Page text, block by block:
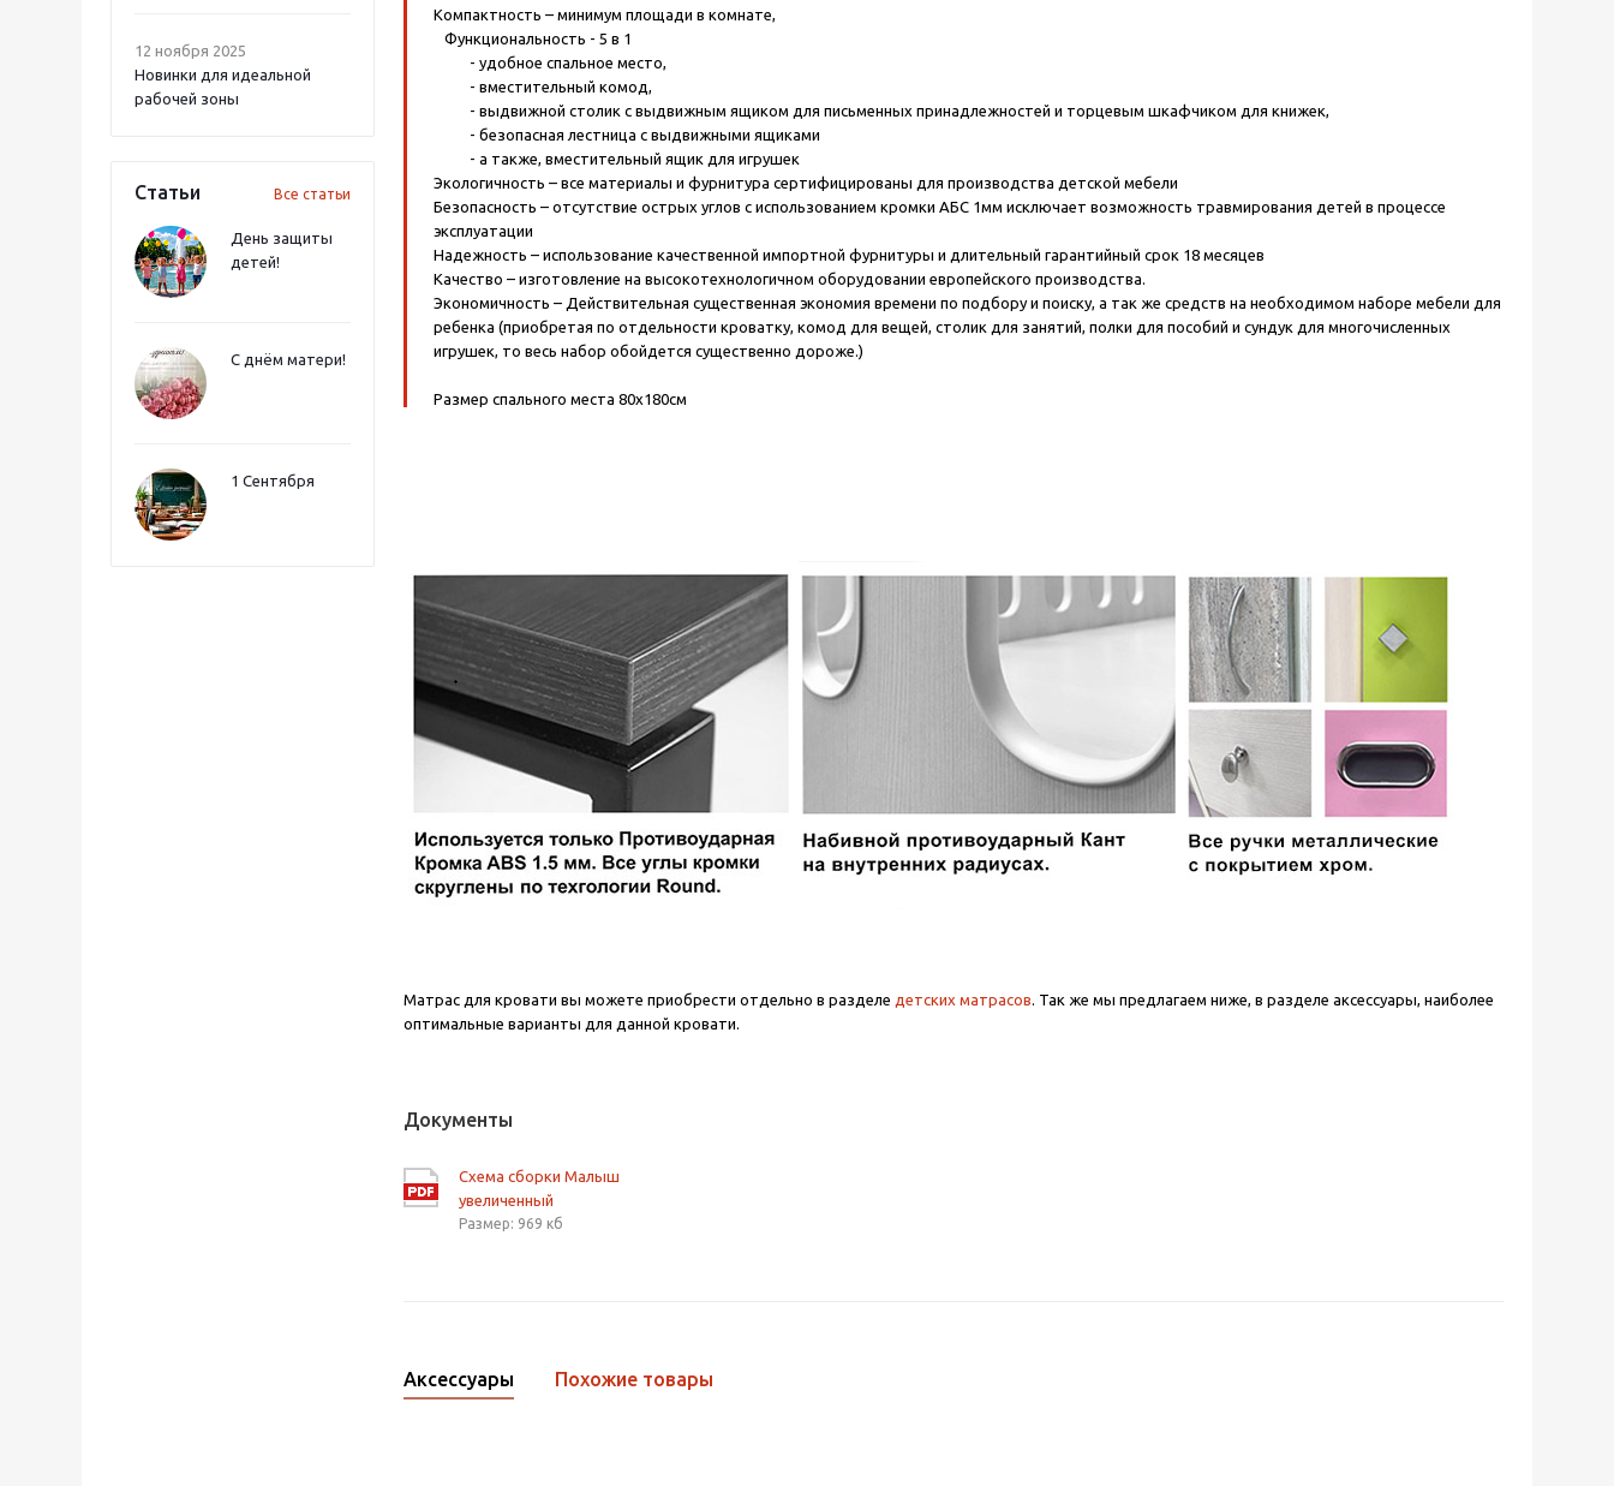
12 ноября 2025
Новинки для идеальной
рабочей зоны
Статьи Все статьи
День защиты
детей!
С днём матери!
1 Сентября
Компактность – минимум площади в комнате,
Функциональность - 5 в 1
- удобное спальное место,
- вместительный комод,
- выдвижной столик с выдвижным ящиком для письменных принадлежностей и торцевым шкафчиком для книжек,
- безопасная лестница с выдвижными ящиками
- а также, вместительный ящик для игрушек
Экологичность – все материалы и фурнитура сертифицированы для производства детской мебели
Безопасность – отсутствие острых углов с использованием кромки АБС 1мм исключает возможность травмирования детей в процессе
эксплуатации
Надежность – использование качественной импортной фурнитуры и длительный гарантийный срок 18 месяцев
Качество – изготовление на высокотехнологичном оборудовании европейского производства.
Экономичность – Действительная существенная экономия времени по подбору и поиску, а так же средств на необходимом наборе мебели для
ребенка (приобретая по отдельности кроватку, комод для вещей, столик для занятий, полки для пособий и сундук для многочисленных
игрушек, то весь набор обойдется существенно дороже.)
Размер спального места 80х180см
Матрас для кровати вы можете приобрести отдельно в разделе детских матрасов. Так же мы предлагаем ниже, в разделе аксессуары, наиболее
оптимальные варианты для данной кровати.
Документы
Схема сборки Малыш
увеличенный
Размер: 969 кб
Аксессуары Похожие товары